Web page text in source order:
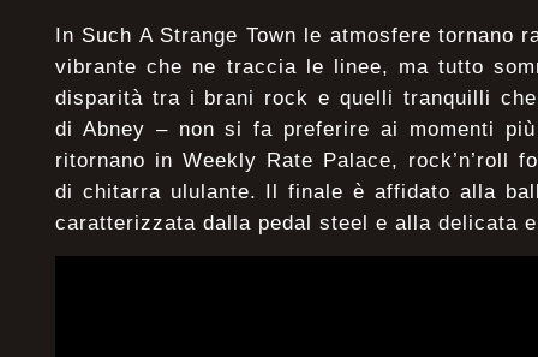
In Such A Strange Town le atmosfere tornano
vibrante che ne traccia le linee, ma tutto
disparità tra i brani rock e quelli tranquilli
di Abney – non si fa preferire ai momenti
ritornano in Weekly Rate Palace, rock’n’roll
di chitarra ululante. Il finale è affidato alla
caratterizzata dalla pedal steel e alla delicata